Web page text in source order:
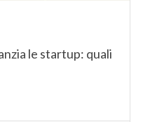
le startup: quali